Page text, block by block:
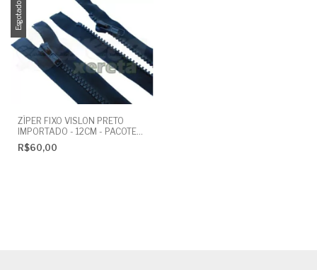
Esgotado
ZÍPER FIXO VISLON PRETO
IMPORTADO - 12CM - PACOTE
COM 100 UNIDADES
R$60,00